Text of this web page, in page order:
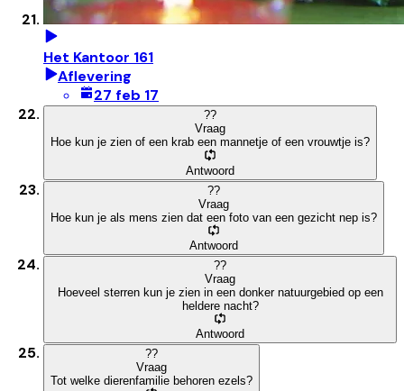
Het Kantoor 161
Aflevering
27 feb 17
??
Vraag
Hoe kun je zien of een krab een mannetje of een vrouwtje is?
Antwoord
??
Vraag
Hoe kun je als mens zien dat een foto van een gezicht nep is?
Antwoord
??
Vraag
Hoeveel sterren kun je zien in een donker natuurgebied op een
heldere nacht?
Antwoord
??
Vraag
Tot welke dierenfamilie behoren ezels?